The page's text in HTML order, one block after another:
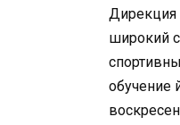
Дирекция
широкий
обучение